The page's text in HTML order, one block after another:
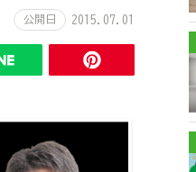
公開日 2015.07.01